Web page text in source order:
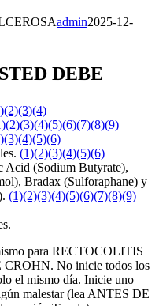
admin2025-12-
DEBE
(2)(3)(4)
(2)(3)(4)(5)(6)(7)(8)(9)
(3)(4)(5)(6)
(1)(2)(3)(4)(5)(6)
Acid (Sodium Butyrate),
Bradax (Sulforaphane) y
(1)(2)(3)(4)(5)(6)(7)(8)(9)
para RECTOCOLITIS
No inicie todos los
el mismo día. Inicie uno
malestar (lea ANTES DE